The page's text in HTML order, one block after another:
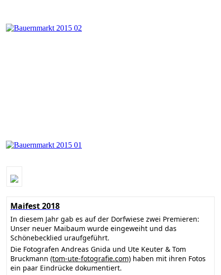
Maifest 2018
In diesem Jahr gab es auf der Dorfwiese zwei Premieren:
Unser neuer Maibaum wurde eingeweiht und das
Schönebecklied uraufgeführt.
Die Fotografen Andreas Gnida und Ute Keuter & Tom
Bruckmann (tom-ute-fotografie.com) haben mit ihren Fotos
ein paar Eindrücke dokumentiert.